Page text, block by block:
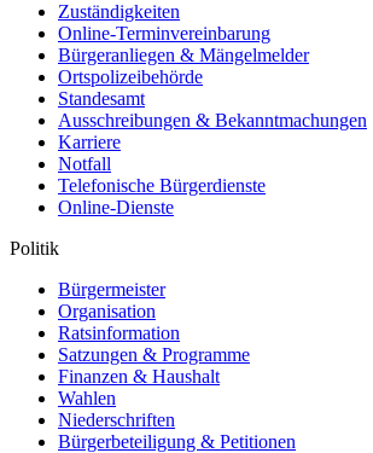
Zuständigkeiten
Online-Terminvereinbarung
Bürgeranliegen & Mängelmelder
Ortspolizeibehörde
Standesamt
Ausschreibungen & Bekanntmachungen
Karriere
Notfall
Telefonische Bürgerdienste
Online-Dienste
Politik
Bürgermeister
Organisation
Ratsinformation
Satzungen & Programme
Finanzen & Haushalt
Wahlen
Niederschriften
Bürgerbeteiligung & Petitionen